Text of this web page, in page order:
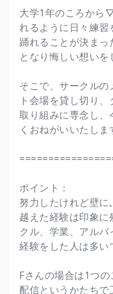
大学1年のころから
れるように日々練
踊れることが決ま
となり悔しい想いを
そこで、サークル
ト会場を貸し切り
取り組みに専念し、
くおねがいいたしま
ポイント：
努力したけれど壁に
越えた経験は印象
クル、学業、アル
経験をした人は多い
Fさんの場合は1つ
配信というかたち